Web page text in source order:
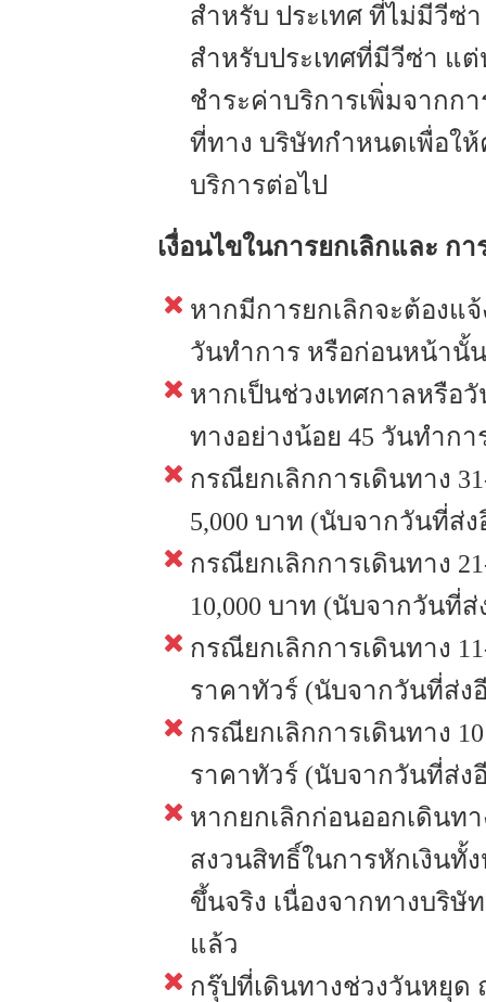
สำหรับ ประเทศ ที่ไม่มีวีซ่
สำหรับประเทศที่มีวีซ่า แ
ชำระค่าบริการเพิ่มจากก
ที่ทาง บริษัทกำหนดเพื่อใ
บริการต่อไป
เงื่อนไขในการยกเลิกและ กา
หากมีการยกเลิกจะต้องแ
วันทำการ หรือก่อนหน้านั้น
หากเป็นช่วงเทศกาลหรือ
ทางอย่างน้อย 45 วันทำก
กรณียกเลิกการเดินทาง
5,000 บาท (นับจากวันที่ส่
กรณียกเลิกการเดินทาง
10,000 บาท (นับจากวันที่
กรณียกเลิกการเดินทาง
ราคาทัวร์ (นับจากวันที่ส่ง
กรณียกเลิกการเดินทาง
ราคาทัวร์ (นับจากวันที่ส่ง
หากยกเลิกก่อนออกเดินท
สงวนสิทธิ์ในการหักเงินทั้
ขึ้นจริง เนื่องจากทางบริษั
แล้ว
กรุ๊ปที่เดินทางช่วงวันหยุด